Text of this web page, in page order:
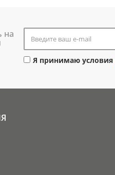
на
Я принимаю условия